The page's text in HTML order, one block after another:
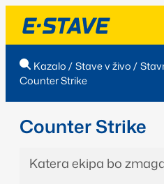
Kazalo/Stave v živo /
Counter Strike
Counter Strike
Katera ekipa bo